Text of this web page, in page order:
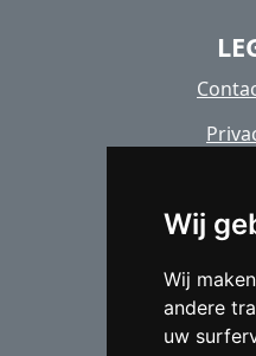
Wij
Wij
andere
uw